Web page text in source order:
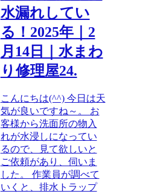
水漏れしてい
る！2025年｜2
月14日｜水まわ
り修理屋24.
こんにちは(^^) 今日は天
気が良いですね～。 お
客様から洗面所の物入
れが水浸しになってい
るので、見て欲しいと
ご依頼があり、伺いま
した。 作業員が調べて
いくと、排水トラップ